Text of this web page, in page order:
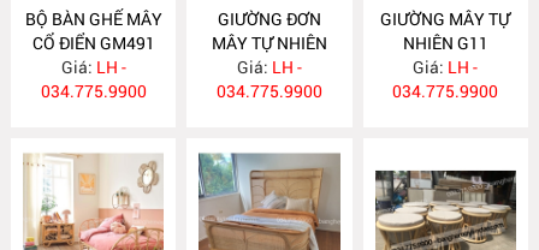
BỘ BÀN GHẾ MÂY
CỔ ĐIỂN GM491
Giá: LH -
034.775.9900
GIƯỜNG ĐƠN
MÂY TỰ NHIÊN
G12
Giá: LH -
034.775.9900
GIƯỜNG MÂY TỰ
NHIÊN G11
Giá: LH -
034.775.9900